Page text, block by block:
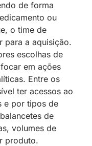
de forma
ou
o time de
para a aquisição.
escolhas de
em ações
Entre os
ter acessos ao
e por tipos de
de
volumes de
produto.